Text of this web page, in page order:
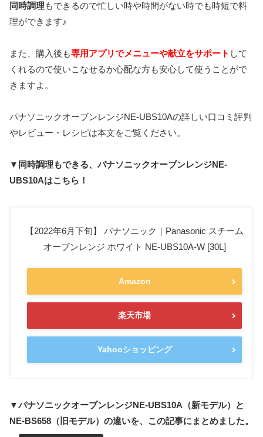
同時調理もできるので忙しい時や時間がない時でも時短で料
理ができます♪
また、購入後も専用アプリでメニューや献立をサポート して
くれるので使いこなせるか心配な方も安心して使うことがで
きますよ。
パナソニックオーブンレンジNE-UBS10Aの詳しい口コミ評判
やレビュー・レシピは本文をご覧ください。
▼同時調理もできる、パナソニックオーブンレンジNE-
UBS10Aはこちら！
【2022年6月下旬】 パナソニック｜Panasonic スチーム
オーブンレンジ ホワイト NE-UBS10A-W [30L]
Amazon
楽天市場
Yahooショッピング
▼パナソニックオーブンレンジNE-UBS10A（新モデル）と
NE-BS658（旧モデル）の違いを、この記事にまとめました。